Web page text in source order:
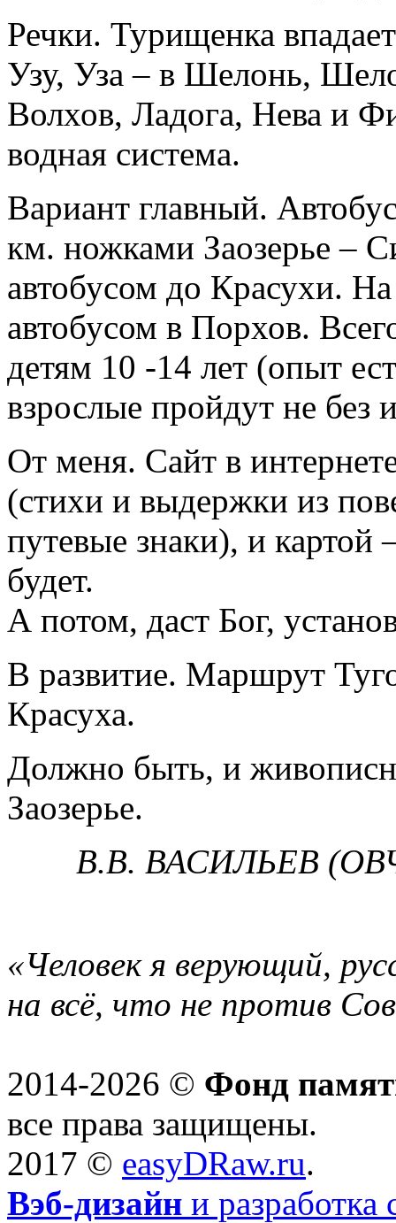
Речки. Турищенка
Узу, Уза – в Шелонь,
Волхов, Ладога, Нева и
водная система.
Вариант главный.
км. ножками Заозерье –
автобусом до Красухи.
автобусом в Порхов.
детям 10 -14 лет (опыт
взрослые пройдут не без
От меня. Сайт в
(стихи и выдержки из
путевые знаки), и
будет.
А потом, даст Бог,
В развитие. Маршрут
Красуха.
Должно быть, и
Заозерье.
В.В. ВАСИЛЬЕВ
«Человек я верующий,
на всё, что не против
2014-2026 © Фонд
все права защищены.
2017 © easyDRaw.ru.
Вэб-дизайн и разработка